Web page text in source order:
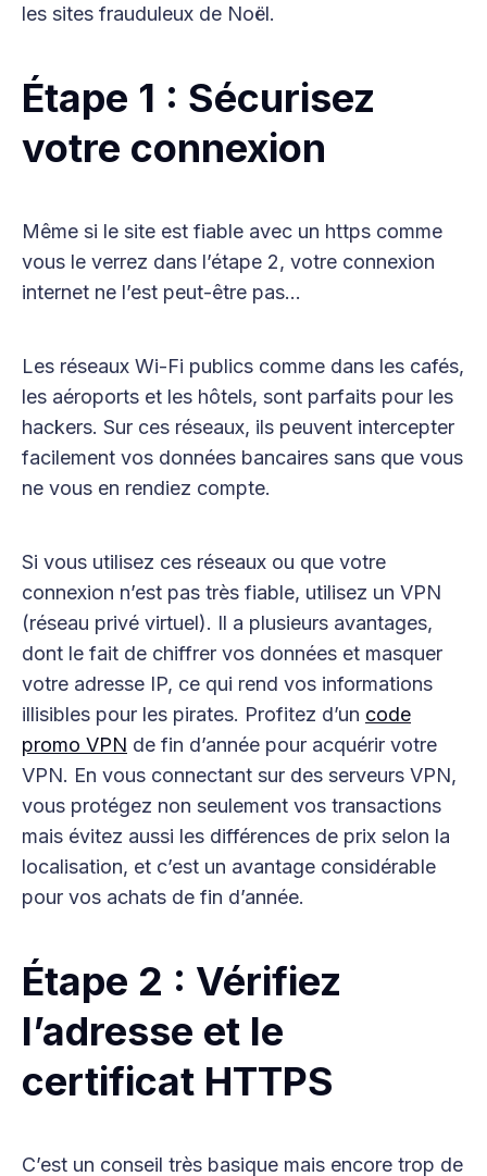
les sites frauduleux de Noël.
Étape 1 : Sécurisez
votre connexion
Même si le site est fiable avec un https comme
vous le verrez dans l’étape 2, votre connexion
internet ne l’est peut-être pas…
Les réseaux Wi-Fi publics comme dans les cafés,
les aéroports et les hôtels, sont parfaits pour les
hackers. Sur ces réseaux, ils peuvent intercepter
facilement vos données bancaires sans que vous
ne vous en rendiez compte.
Si vous utilisez ces réseaux ou que votre
connexion n’est pas très fiable, utilisez un VPN
(réseau privé virtuel). Il a plusieurs avantages,
dont le fait de chiffrer vos données et masquer
votre adresse IP, ce qui rend vos informations
illisibles pour les pirates. Profitez d’un code
promo VPN de fin d’année pour acquérir votre
VPN. En vous connectant sur des serveurs VPN,
vous protégez non seulement vos transactions
mais évitez aussi les différences de prix selon la
localisation, et c’est un avantage considérable
pour vos achats de fin d’année.
Étape 2 : Vérifiez
l’adresse et le
certificat HTTPS
C’est un conseil très basique mais encore trop de